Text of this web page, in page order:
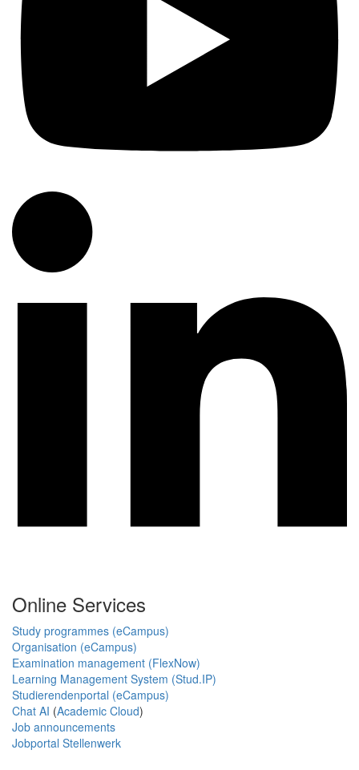
Online Services
Study programmes (eCampus)
Organisation (eCampus)
Examination management (FlexNow)
Learning Management System (Stud.IP)
Studierendenportal (eCampus)
Chat AI (Academic Cloud)
Job announcements
Jobportal Stellenwerk